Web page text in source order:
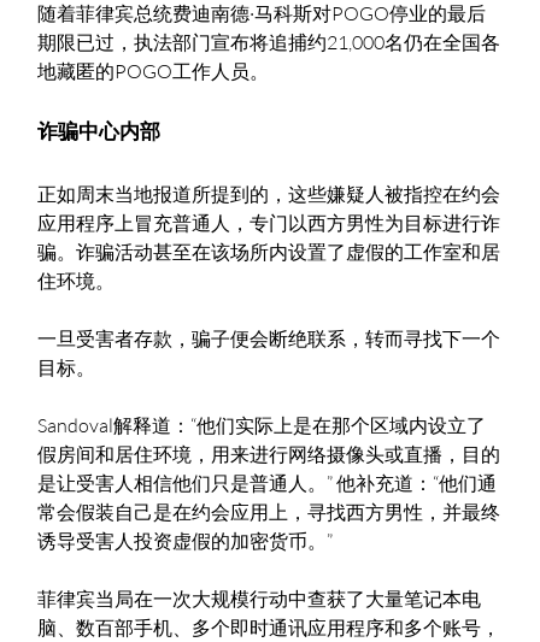
随着菲律宾总统费迪南德·马科斯对POGO停业的最后
期限已过，执法部门宣布将追捕约21,000名仍在全国各
地藏匿的POGO工作人员。
诈骗中心内部
正如周末当地报道所提到的，这些嫌疑人被指控在约会
应用程序上冒充普通人，专门以西方男性为目标进行诈
骗。诈骗活动甚至在该场所内设置了虚假的工作室和居
住环境。
一旦受害者存款，骗子便会断绝联系，转而寻找下一个
目标。
Sandoval解释道：“他们实际上是在那个区域内设立了
假房间和居住环境，用来进行网络摄像头或直播，目的
是让受害人相信他们只是普通人。” 他补充道：“他们通
常会假装自己是在约会应用上，寻找西方男性，并最终
诱导受害人投资虚假的加密货币。”
菲律宾当局在一次大规模行动中查获了大量笔记本电
脑、数百部手机、多个即时通讯应用程序和多个账号，